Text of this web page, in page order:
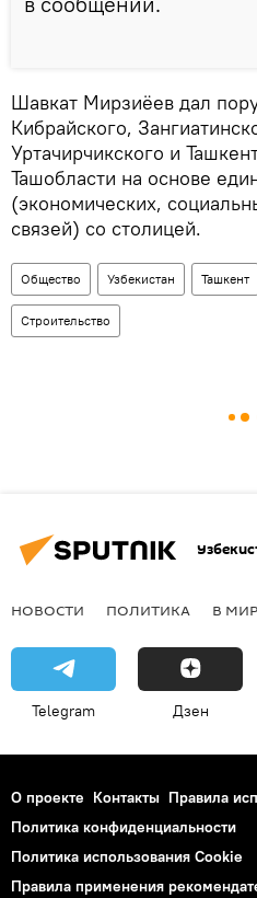
Шавкат Мирзиёев дал
Кибрайского,
Уртачирчикского и
Ташобласти на основе
(экономических,
связей) со столицей.
Общество Узбекистан Ташкент
Строительство
НОВОСТИ ПОЛИТИКА В
Telegram Дзен
О проекте Контакты Правила
Политика конфиденциальности
Политика использования Cookie
Правила применения